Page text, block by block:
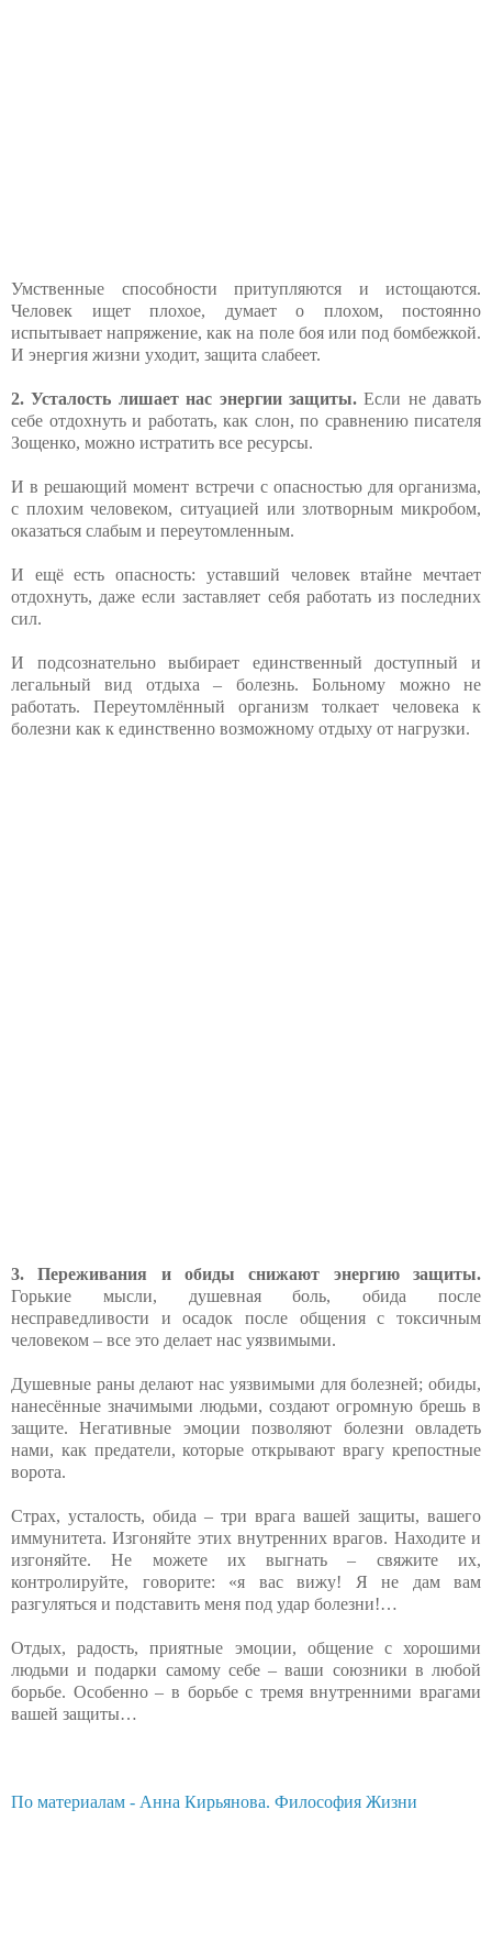
Умственные способности притупляются и истощаются.
Человек ищет плохое, думает о плохом, постоянно
испытывает напряжение, как на поле боя или под бомбежкой.
И энергия жизни уходит, защита слабеет.
2. Усталость лишает нас энергии защиты.Если не давать
себе отдохнуть и работать, как слон, по сравнению писателя
Зощенко, можно истратить все ресурсы.
И в решающий момент встречи с опасностью для организма,
с плохим человеком, ситуацией или злотворным микробом,
оказаться слабым и переутомленным.
И ещё есть опасность: уставший человек втайне мечтает
отдохнуть, даже если заставляет себя работать из последних
сил.
И подсознательно выбирает единственный доступный и
легальный вид отдыха – болезнь. Больному можно не
работать. Переутомлённый организм толкает человека к
болезни как к единственно возможному отдыху от нагрузки.
3. Переживания и обиды снижают энергию защиты.
Горькие мысли, душевная боль, обида после
несправедливости и осадок после общения с токсичным
человеком – все это делает нас уязвимыми.
Душевные раны делают нас уязвимыми для болезней; обиды,
нанесённые значимыми людьми, создают огромную брешь в
защите. Негативные эмоции позволяют болезни овладеть
нами, как предатели, которые открывают врагу крепостные
ворота.
Страх, усталость, обида – три врага вашей защиты, вашего
иммунитета. Изгоняйте этих внутренних врагов. Находите и
изгоняйте. Не можете их выгнать – свяжите их,
контролируйте, говорите: «я вас вижу! Я не дам вам
разгуляться и подставить меня под удар болезни!…
Отдых, радость, приятные эмоции, общение с хорошими
людьми и подарки самому себе – ваши союзники в любой
борьбе. Особенно – в борьбе с тремя внутренними врагами
вашей защиты…
По материалам - Анна Кирьянова. Философия Жизни